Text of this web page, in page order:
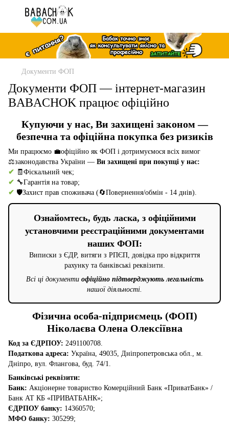
Документи ФОП
Документи ФОП — інтернет-магазин
BABACHOK працює офіційно
Купуючи у нас, Ви захищені законом —
безпечна та офіційна покупка без ризиків
Ми працюємо 💼офіційно як ФОП і дотримуємося всіх вимог
⚖️законодавства України — Ви захищені при покупці у нас:
✔ 🧾Фіскальний чек;
✔ 🔧Гарантія на товар;
✔ 🛡️Захист прав споживача (🔄Повернення/обмін - 14 днів).
Ознайомтесь, будь ласка, з офіційними
установчими реєстраційними документами
наших ФОП:
Виписки з ЄДР, витяги з РПЄП, довідка про відкриття
рахунку та банківські реквізити.
Всі ці документи офіційно підтверджують легальність
нашої діяльності.
Фізична особа-підприємець (ФОП)
Ніколаєва Олена Олексіївна
Код за ЄДРПОУ: 2491100708.
Податкова адреса: Україна, 49035, Дніпропетровська обл., м.
Дніпро, вул. Флангова, буд. 74/1.
Банківські реквізити:
Банк: Акціонерне товариство Комерційний Банк «ПриватБанк» /
Банк АТ КБ «ПРИВАТБАНК»;
ЄДРПОУ банку: 14360570;
МФО банку: 305299;